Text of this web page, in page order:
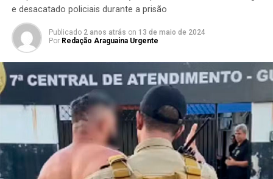
e desacatado policiais durante a prisão
Publicado 2 anos atrás on 13 de maio de 2024
Por Redação Araguaina Urgente